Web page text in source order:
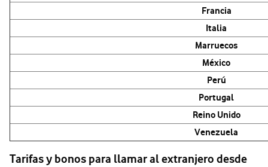
Francia
Italia
Marruecos
México
Perú
Portugal
Reino Unido
Venezuela
Tarifas y bonos para llamar al extranjero desde